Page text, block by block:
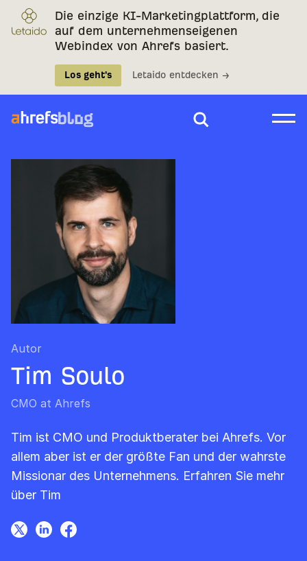
Die einzige KI-Marketingplattform, die
auf dem unternehmenseigenen
Webindex von Ahrefs basiert.
Los geht's Letaido entdecken →
Autor
Tim Soulo
CMO at Ahrefs
Tim ist CMO und Produktberater bei Ahrefs. Vor
allem aber ist er der größte Fan und der wahrste
Missionar des Unternehmens. Erfahren Sie mehr
über Tim